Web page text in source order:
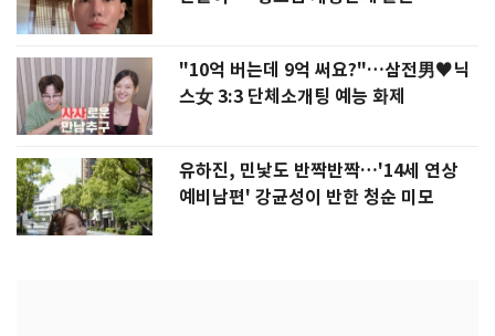
"10억 버는데 9억 써요?"…삼전男♥닉
스女 3:3 단체소개팅 예능 화제
유하진, 민낯도 반짝반짝…'14세 연상
예비남편' 강균성이 반한 청순 미모